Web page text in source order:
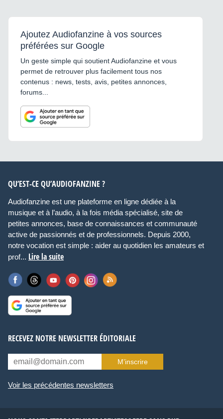
Ajoutez Audiofanzine à vos sources
préférées sur Google
Un geste simple qui soutient Audiofanzine et vous
permet de retrouver plus facilement tous nos
contenus : news, tests, avis, petites annonces,
forums...
QU’EST-CE QU’AUDIOFANZINE ?
Audiofanzine est une plateforme en ligne dédiée à la
musique et à l’audio, à la fois média spécialisé, site de
petites annonces, base de connaissances et communauté
active de passionnés et de professionnels. Depuis 2000,
notre vocation est simple : aider au quotidien les amateurs et
prof... Lire la suite
RECEVEZ NOTRE NEWSLETTER ÉDITORIALE
M’inscrire
Voir les précédentes newsletters